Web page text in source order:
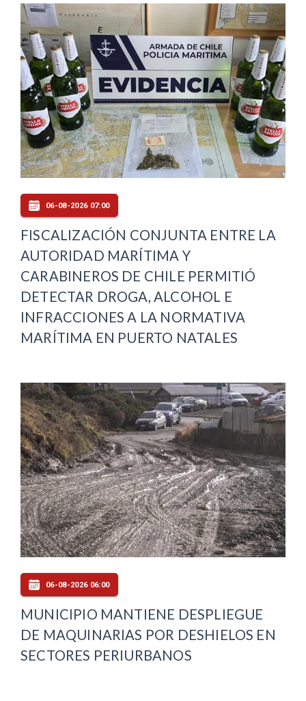
06-08-2026 07:00
FISCALIZACIÓN CONJUNTA ENTRE LA
AUTORIDAD MARÍTIMA Y
CARABINEROS DE CHILE PERMITIÓ
DETECTAR DROGA, ALCOHOL E
INFRACCIONES A LA NORMATIVA
MARÍTIMA EN PUERTO NATALES
06-08-2026 06:00
MUNICIPIO MANTIENE DESPLIEGUE
DE MAQUINARIAS POR DESHIELOS EN
SECTORES PERIURBANOS